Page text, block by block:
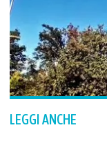
LEGGI ANCHE